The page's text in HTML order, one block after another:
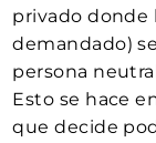
privado donde
demandado)
persona
Esto se hace
que decide